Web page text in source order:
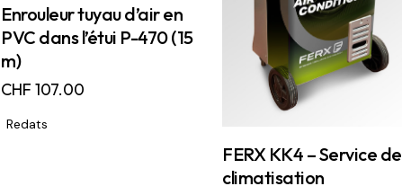
Enrouleur tuyau d’air en
PVC dans l’étui P-470 (15
m)
CHF 107.00
Redats
FERX KK4 – Service de
climatisation